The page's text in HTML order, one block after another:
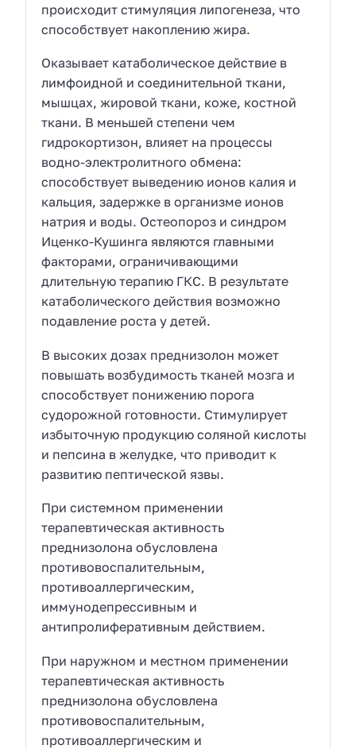
происходит стимуляция липогенеза, что
способствует накоплению жира.
Оказывает катаболическое действие в
лимфоидной и соединительной ткани,
мышцах, жировой ткани, коже, костной
ткани. В меньшей степени чем
гидрокортизон, влияет на процессы
водно-электролитного обмена:
способствует выведению ионов калия и
кальция, задержке в организме ионов
натрия и воды. Остеопороз и синдром
Иценко-Кушинга являются главными
факторами, ограничивающими
длительную терапию ГКС. В результате
катаболического действия возможно
подавление роста у детей.
В высоких дозах преднизолон может
повышать возбудимость тканей мозга и
способствует понижению порога
судорожной готовности. Стимулирует
избыточную продукцию соляной кислоты
и пепсина в желудке, что приводит к
развитию пептической язвы.
При системном применении
терапевтическая активность
преднизолона обусловлена
противовоспалительным,
противоаллергическим,
иммунодепрессивным и
антипролиферативным действием.
При наружном и местном применении
терапевтическая активность
преднизолона обусловлена
противовоспалительным,
противоаллергическим и